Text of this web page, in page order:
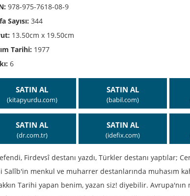
978-975-7618-08-9
Sayısı: 344
13.50cm x 19.50cm
Tarihi: 1977
6
SATIN AL
(kitapyurdu.com)
SATIN AL
(babil.com)
SATIN AL
(dr.com.tr)
SATIN AL
(idefix.com)
Firdevsî destanı yazdı, Türkler destanı yaptılar;
Salîb'in menkul ve muharrer destanlarında muhasım
Tarihi yapan benim, yazan siz! diyebilir.